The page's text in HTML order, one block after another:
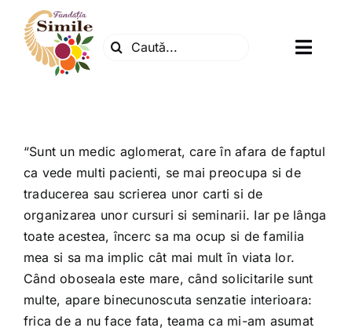
content
Search
Centrul natura
Articole
Dr. Soescu
Evenimente
“Sunt un medic aglomerat, care în afara de faptul
ca vede multi pacienti, se mai preocupa si de
traducerea sau scrierea unor carti si de
organizarea unor cursuri si seminarii. Iar pe lânga
toate acestea, încerc sa ma ocup si de familia
mea si sa ma implic cât mai mult în viata lor.
Când oboseala este mare, când solicitarile sunt
multe, apare binecunoscuta senzatie interioara:
frica de a nu face fata, teama ca mi-am asumat